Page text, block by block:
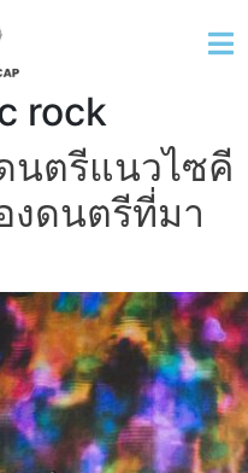
rock
นตรีแนวไซคี
งดนตรีที่มา